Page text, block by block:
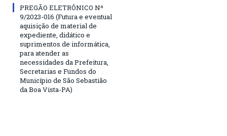
PREGÃO ELETRÔNICO Nº
9/2023-016 (Futura e eventual
aquisição de material de
expediente, didático e
suprimentos de informática,
para atender as
necessidades da Prefeitura,
Secretarias e Fundos do
Município de São Sebastião
da Boa Vista-PA)